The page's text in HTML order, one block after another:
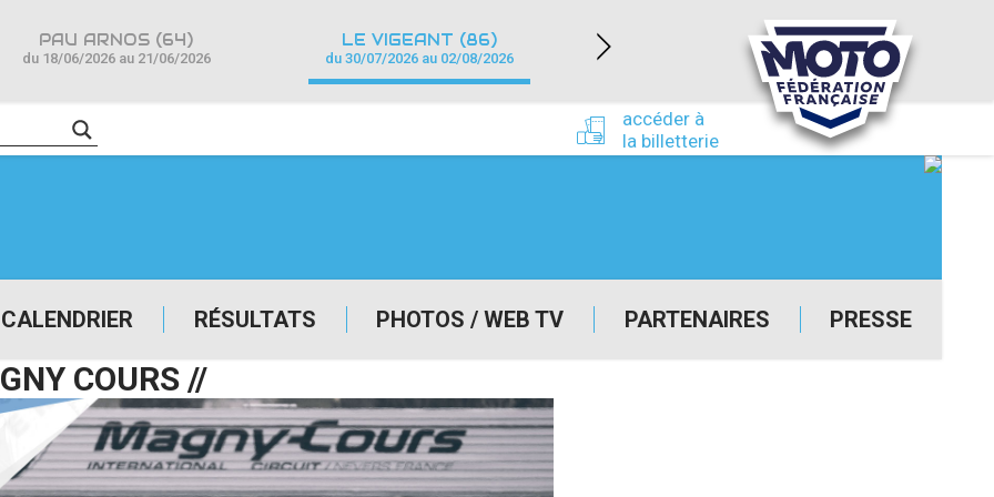
CALENDRIER RÉSULTATS PHOTOS / WEB TV PARTENAIRES PRESSE
accéder à
la billetterie
PAU ARNOS (64)
du 18/06/2026 au 21/06/2026
LE VIGEANT (86)
du 30/07/2026 au 02/08/2026
NEVERS MAGNY-COURS (58)
du 24/09/2026 au 27/09/2026
COURS //